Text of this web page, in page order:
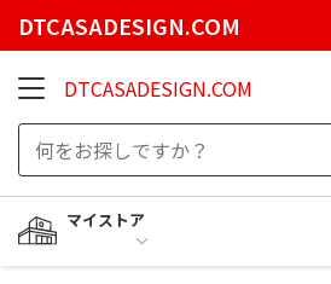
DTCASADESIGN.COM
DTCASADESIGN.COM
マイストア